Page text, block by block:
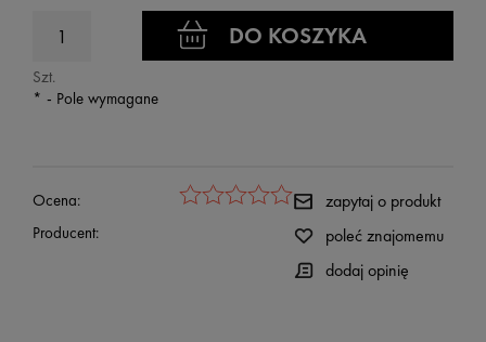
Szt.
DO KOSZYKA
* - Pole wymagane
Ocena:
Producent:
zapytaj o produkt
poleć znajomemu
dodaj opinię